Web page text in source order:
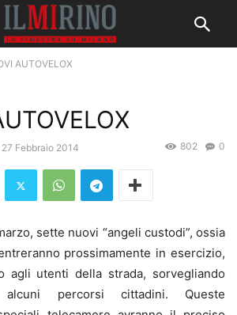
AUTOVELOX
27 Febbraio 2014 0
802
sette nuovi “angeli custodi”, ossia
prossimamente in esercizio,
agli utenti della strada, sorvegliando
alcuni percorsi cittadini. Queste